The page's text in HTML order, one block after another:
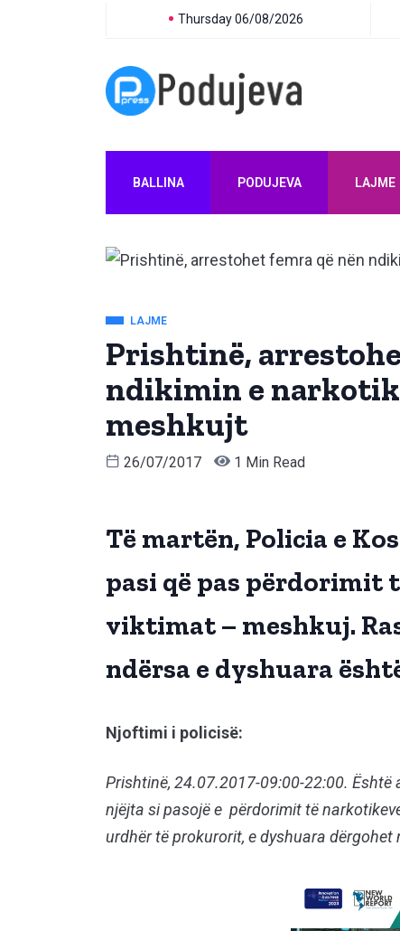
Thursday 06/08/2026
BALLINA PODUJEVA LAJME
LAJME
Prishtinë,
ndikimin e
meshkujt
26/07/2017 1 Min Read
Të martën, Policia e
pasi që pas përdorimit
viktimat – meshkuj.
ndërsa e dyshuara
Njoftimi i policisë:
Prishtinë, 24.07.2017-09:00-22:00.
njëjta si pasojë e përdorimit të
urdhër të prokurorit, e dyshuara dërgohet